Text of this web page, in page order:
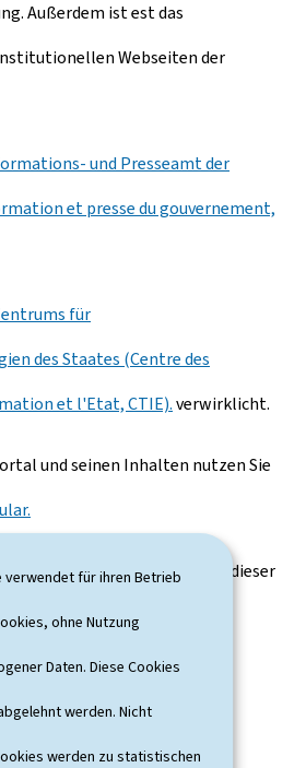
verwendet für ihren Betrieb
ohne Nutzung
Daten. Diese Cookies
werden. Nicht
werden zu statistischen
Außerdem ist est das
Webseiten der
und Presseamt der
et presse du gouvernement,
für
des Staates (Centre des
et l'Etat, CTIE).verwirklicht.
und seinen Inhalten nutzen Sie
Informationen zum Hosting dieser
Seiterechtliche Aspekte
der Gewährleistung eines